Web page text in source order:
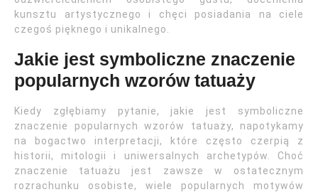
kunsztu artystycznego i chęci posiadania na ciele
czegoś pięknego i unikalnego.
Jakie jest symboliczne znaczenie
popularnych wzorów tatuaży
Kiedy zgłębiamy pytanie, jakie jest symboliczne
znaczenie popularnych wzorów tatuaży, napotykamy
na bogactwo interpretacji, które często czerpią z
historii, mitologii i uniwersalnych archetypów. Choć
znaczenie tatuażu jest zawsze w ostatecznym
rozrachunku osobiste, wiele popularnych motywów